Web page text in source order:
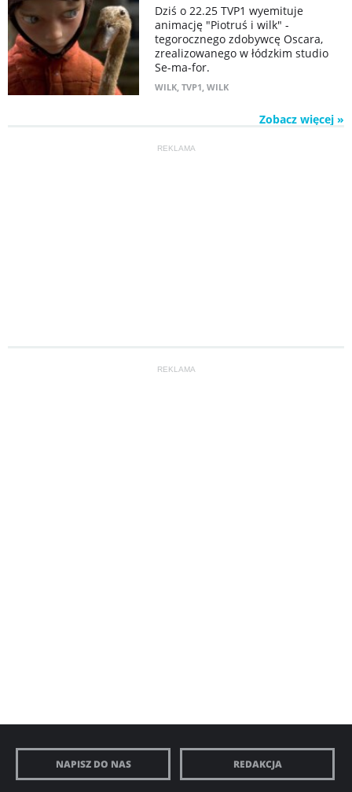
Dziś o 22.25 TVP1 wyemituje
animację "Piotruś i wilk" -
tegorocznego zdobywcę Oscara,
zrealizowanego w łódzkim studio
Se-ma-for.
WILK, TVP1, WILK
Zobacz więcej »
REKLAMA
REKLAMA
NAPISZ DO NAS REDAKCJA